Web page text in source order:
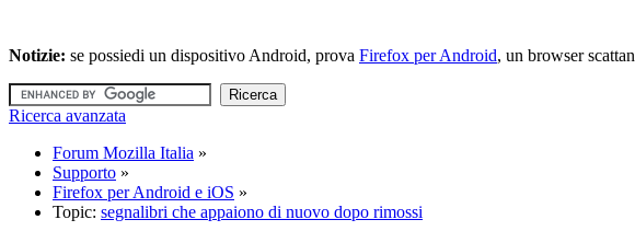
Notizie: se possiedi un dispositivo Android, prova Firefox per Android, un browser
Ricerca avanzata
Forum Mozilla Italia »
Supporto »
Firefox per Android e iOS »
Topic: segnalibri che appaiono di nuovo dopo rimossi